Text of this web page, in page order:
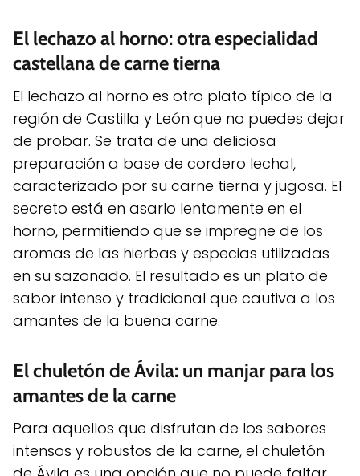
El lechazo al horno: otra especialidad
castellana de carne tierna
El lechazo al horno es otro plato típico de la
región de Castilla y León que no puedes dejar
de probar. Se trata de una deliciosa
preparación a base de cordero lechal,
caracterizado por su carne tierna y jugosa. El
secreto está en asarlo lentamente en el
horno, permitiendo que se impregne de los
aromas de las hierbas y especias utilizadas
en su sazonado. El resultado es un plato de
sabor intenso y tradicional que cautiva a los
amantes de la buena carne.
El chuletón de Ávila: un manjar para los
amantes de la carne
Para aquellos que disfrutan de los sabores
intensos y robustos de la carne, el chuletón